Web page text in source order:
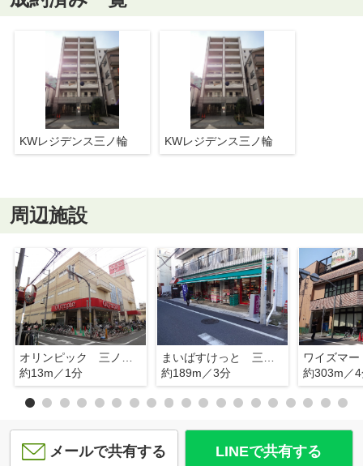
KWレジデンス三ノ輪 KWレジデンス三ノ輪
周辺施設
オリンピック 三ノ輪店
約13m／1分
まいばすけっと 三ノ輪店
約189m／3分
約303m／
メールで共有する LINEで共有する